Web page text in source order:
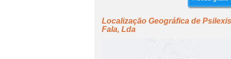
Localização Geográfica de
Fala, Lda